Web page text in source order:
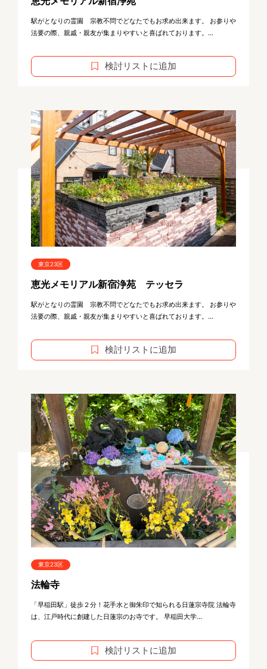
駅がとなりの霊園 宗教不問でどなたでもお求め出来ます。 お参りや
法要の際、親戚・親友が集まりやすいと喜ばれております。...
検討リストに追加
東京23区
恵光メモリアル新宿浄苑 テッセラ
駅がとなりの霊園 宗教不問でどなたでもお求め出来ます。 お参りや
法要の際、親戚・親友が集まりやすいと喜ばれております。...
検討リストに追加
東京23区
法輪寺
「早稲田駅」徒歩２分！花手水と御朱印で知られる日蓮宗寺院 法輪寺
は、江戸時代に創建した日蓮宗のお寺です。 早稲田大学...
検討リストに追加